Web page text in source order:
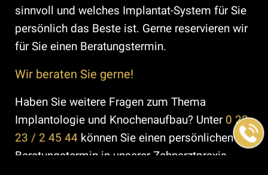
sinnvoll und welches Implantat-System für Sie
persönlich das Beste ist. Gerne reservieren wir
für Sie einen Beratungstermin.
Wir beraten Sie gerne!
Haben Sie weitere Fragen zum Thema
Implantologie und Knochenaufbau? Unter 0 22
23 / 2 45 44 können Sie einen persönlichen
Beratungstermin in unserer Zahnarztpraxis